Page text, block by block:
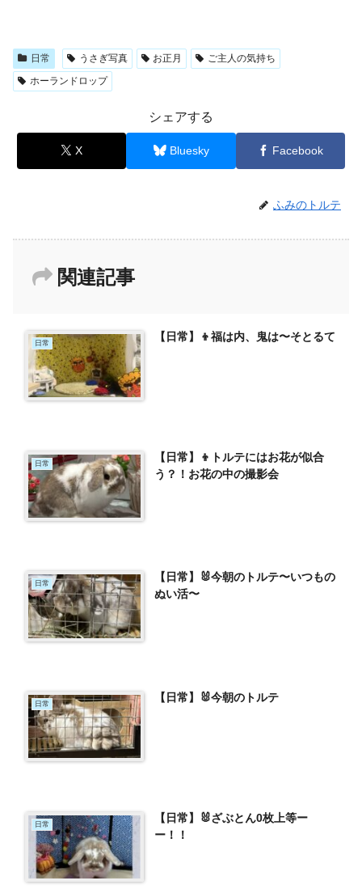
日常 うさぎ写真 お正月
ご主人の気持ち
ホーランドロップ
シェアする
X Bluesky Facebook
ふみのトルテ
関連記事
日常 【日常】👦福は内、鬼は〜そとるて
日常
【日常】👦トルテにはお花が似合
う？！お花の中の撮影会
日常
【日常】🐰今朝のトルテ〜いつもの
ぬい活〜
日常 【日常】🐰今朝のトルテ
日常
【日常】🐰ざぶとん0枚上等ー
ー！！